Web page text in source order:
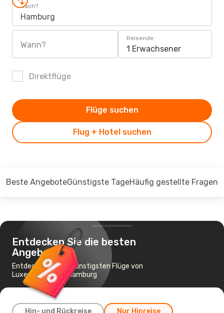
Nach?
Hamburg
Wann?
Reisende
1 Erwachsener
Direktflüge
Flug + Hotel suchen
Flüge suchen
Beste AngeboteGünstigste TageHäufig gestellte Fragen
Entdecken Sie die besten
Angebote
Entdecken Sie die günstigsten Flüge von
Luxemburg nach Hamburg
Hin- und Rückreise Nur Hinreise